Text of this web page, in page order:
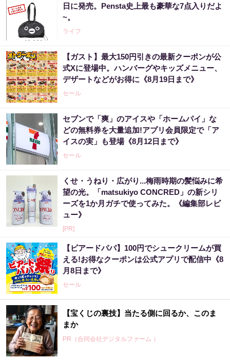
日に発売。Pensta史上最も豪華な7点入りだよ
~。
ライフ
【ガスト】最大150円引きの最新クーポンが公
式Xに登場中。ハンバーグやキッズメニュー、
デザートなどがお得に《8月19日まで》
セール
セブンで「爽」のアイスや「ホームパイ」な
どの無料券を大量追加!アプリ会員限定で「ア
イスの実」も登場《8月12日まで》
セール
くせ・うねり・広がり...梅雨時期の髪悩みに希
望の光。「matsukiyo CONCRED」の新シリ
ーズを1か月ガチで使ってみた。《編集部レビ
ュー》
[PR]
【ビアードパパ】100円でシュークリームが買
える!お得なクーポンは公式アプリで配信中《8
月8日まで》
セール
【宝くじの裏技】当たる側に回るか、このま
まか
PR（合同会社デジタルファーム ）